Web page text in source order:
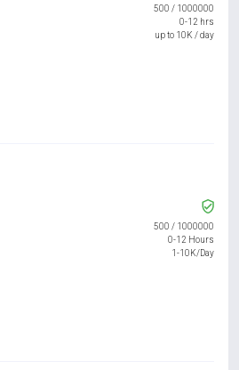
500 / 1000000
0-12 hrs
up to 10K / day
500 / 1000000
0-12 Hours
1-10K/Day